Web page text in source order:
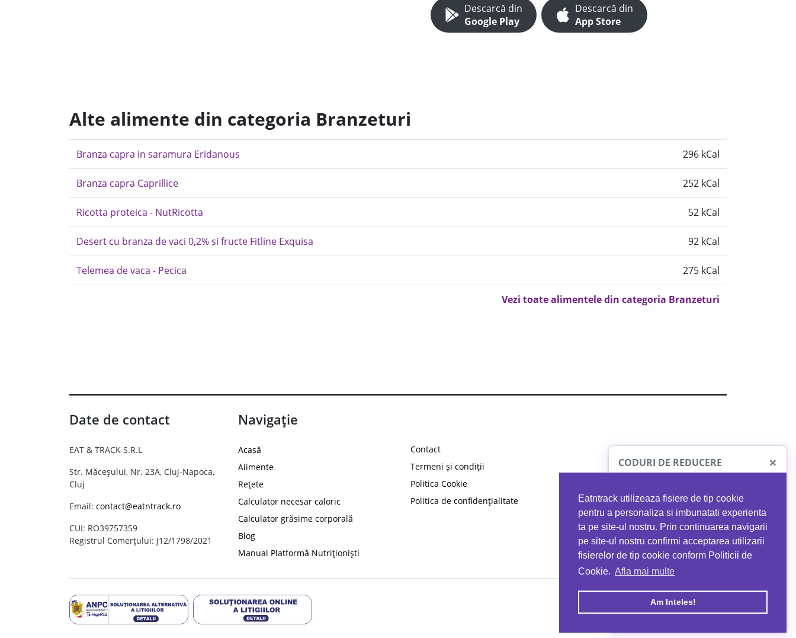
Eatntrack utilizeaza fisiere de tip cookie
pentru a personaliza si imbunatati experienta
ta pe site-ul nostru. Prin continuarea navigarii
pe site-ul nostru confirmi acceptarea utilizarii
fisierelor de tip cookie conform Politicii de
Cookie. Afla mai multe
Am Inteles!
Descarcă din
Google Play
Descarcă din
App Store
Alte alimente din categoria Branzeturi
Branza capra in saramura Eridanous 296 kCal
Branza capra Caprillice 252 kCal
Ricotta proteica - NutRicotta 52 kCal
Desert cu branza de vaci 0,2% si fructe Fitline Exquisa 92 kCal
Telemea de vaca - Pecica 275 kCal
Vezi toate alimentele din categoria Branzeturi
Date de contact
EAT & TRACK S.R.L
Str. Măceșului, Nr. 23A, Cluj-Napoca,
Cluj
Email: contact@eatntrack.ro
CUI: RO39757359
Registrul Comerțului: J12/1798/2021
Navigație
Acasă
Alimente
Rețete
Calculator necesar caloric
Calculator grăsime corporală
Blog
Manual Platformă Nutriționiști
Contact
Termeni și condiții
Politica Cookie
Politica de confidențialitate
CODURI DE REDUCERE ×
PROTO41
reducere la orice comandă
EATNTRACK
MYPROTEIN
Ai40%reducere la orice comandă
folosind codul EATTRACK